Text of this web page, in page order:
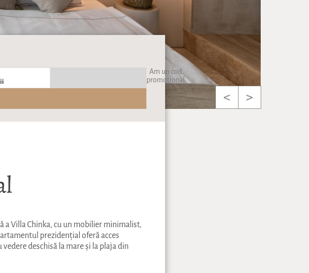
< >
Am un cod
promoțional
a Villa Chinka, cu un mobilier minimalist,
prezidențial oferă acces
deschisă la mare și la plaja din